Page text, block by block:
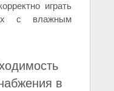
играть
с влажным
в